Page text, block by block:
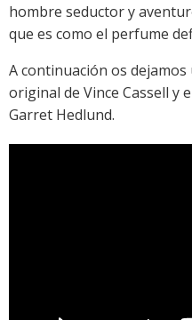
hombre seductor y
que es como el perfume
A continuación os
original de Vince Cassell y
Garret Hedlund.